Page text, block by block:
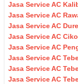
Jasa Service AC
Jasa Service AC
Jasa Service AC
Jasa Service AC
Jasa Service AC
Jasa Service AC
Jasa Service AC
Jasa Service AC